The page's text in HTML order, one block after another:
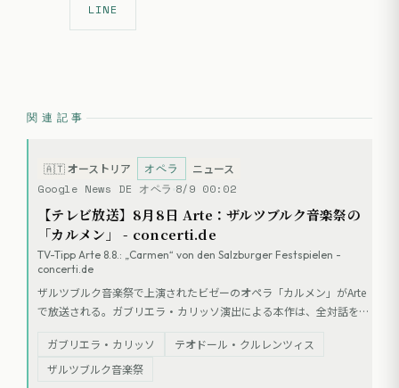
LINE
関連記事
🇦🇹 オーストリア オペラ ニュース
Google News DE オペラ 8/9 00:02
【テレビ放送】8月8日 Arte：ザルツブルク音楽祭の
「カルメン」 - concerti.de
TV-Tipp Arte 8.8.: „Carmen“ von den Salzburger Festspielen -
concerti.de
ザルツブルク音楽祭で上演されたビゼーのオペラ「カルメン」がArte
で放送される。ガブリエラ・カリッソ演出による本作は、全対話を削
指揮、ユートピア合唱団＆管弦楽団が演奏を担当し、アスミック・グ
リゴリアンがタイトルロールを、ジョナサン・テテルマンがホセ役を
ガブリエラ・カリッソ
テオドール・クルレンツィス
ザルツブルク音楽祭